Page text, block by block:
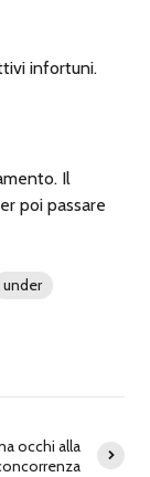
infortuni.
Il
poi passare
under
occhi alla